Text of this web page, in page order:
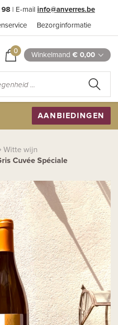
98 | E-mail info@anverres.be
Bezorginformatie
0 Winkelmand € 0,00
AANBIEDINGEN
Witte wijn
Cuvée Spéciale